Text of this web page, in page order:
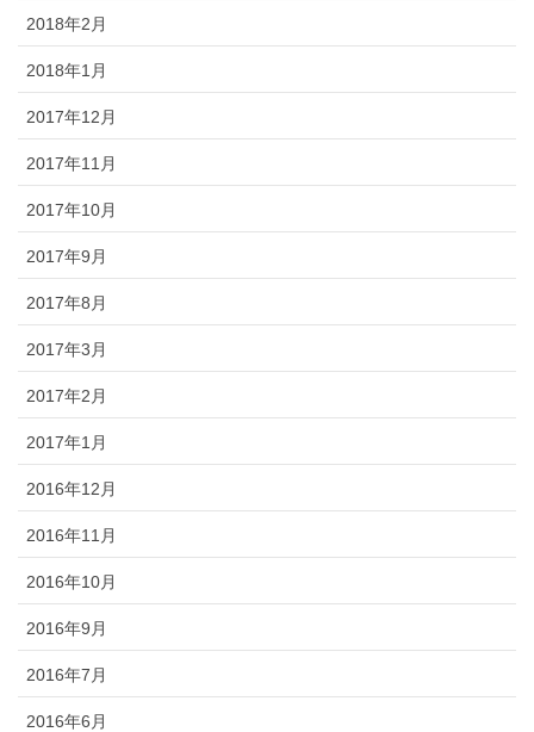
2018年2月
2018年1月
2017年12月
2017年11月
2017年10月
2017年9月
2017年8月
2017年3月
2017年2月
2017年1月
2016年12月
2016年11月
2016年10月
2016年9月
2016年7月
2016年6月